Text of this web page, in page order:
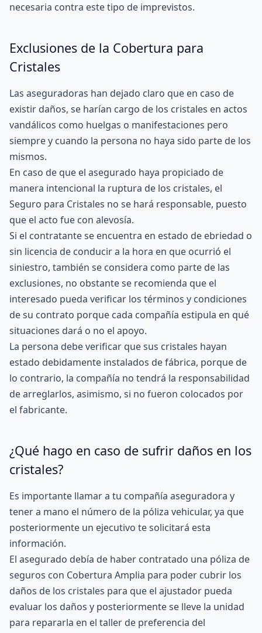
necesaria contra este tipo de imprevistos.
Exclusiones de la Cobertura para
Cristales
Las aseguradoras han dejado claro que en caso de
existir daños, se harían cargo de los cristales en actos
vandálicos como huelgas o manifestaciones pero
siempre y cuando la persona no haya sido parte de los
mismos.
En caso de que el asegurado haya propiciado de
manera intencional la ruptura de los cristales, el
Seguro para Cristales no se hará responsable, puesto
que el acto fue con alevosía.
Si el contratante se encuentra en estado de ebriedad o
sin licencia de conducir a la hora en que ocurrió el
siniestro, también se considera como parte de las
exclusiones, no obstante se recomienda que el
interesado pueda verificar los términos y condiciones
de su contrato porque cada compañía estipula en qué
situaciones dará o no el apoyo.
La persona debe verificar que sus cristales hayan
estado debidamente instalados de fábrica, porque de
lo contrario, la compañía no tendrá la responsabilidad
de arreglarlos, asimismo, si no fueron colocados por
el fabricante.
¿Qué hago en caso de sufrir daños en los
cristales?
Es importante llamar a tu compañía aseguradora y
tener a mano el número de la póliza vehicular, ya que
posteriormente un ejecutivo te solicitará esta
información.
El asegurado debía de haber contratado una póliza de
seguros con Cobertura Amplia para poder cubrir los
daños de los cristales para que el ajustador pueda
evaluar los daños y posteriormente se lleve la unidad
para repararla en el taller de preferencia del